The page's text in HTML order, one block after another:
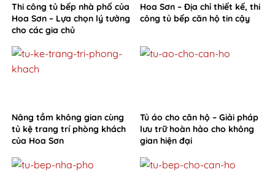
Thi công tủ bếp nhà phố của
Hoa Sơn – Lựa chọn lý tưởng
cho các gia chủ
Hoa Sơn – Địa chỉ thiết kế, thi
công tủ bếp căn hộ tin cậy
Nâng tầm không gian cùng
tủ kệ trang trí phòng khách
của Hoa Sơn
Tủ áo cho căn hộ – Giải pháp
lưu trữ hoàn hảo cho không
gian hiện đại